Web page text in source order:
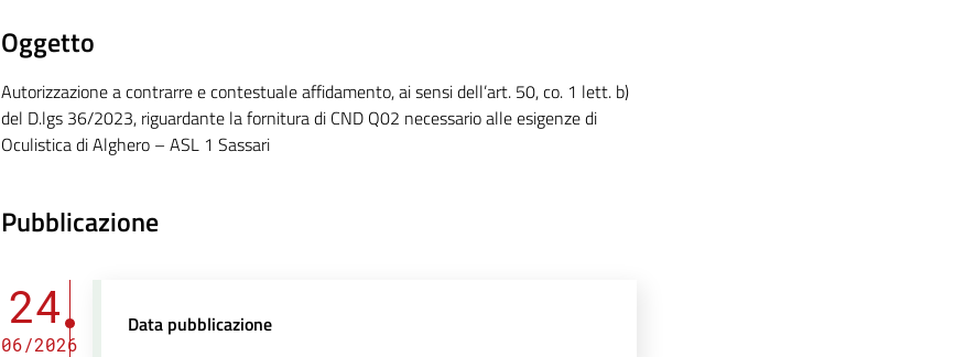
Oggetto
Autorizzazione a contrarre e contestuale affidamento, ai sensi dell’art. 50, co. 1 lett. b)
del D.lgs 36/2023, riguardante la fornitura di CND Q02 necessario alle esigenze di
Oculistica di Alghero – ASL 1 Sassari
Pubblicazione
24
06/2026
Data pubblicazione